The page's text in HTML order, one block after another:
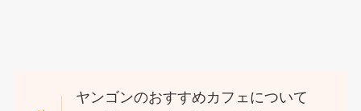
ヤンゴンのおすすめカフェについて